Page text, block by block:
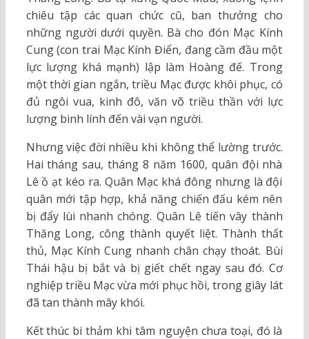
chiêu tập các quan chức cũ, ban thưởng cho
những người dưới quyền. Bà cho đón Mạc Kính
Cung (con trai Mạc Kính Điển, đang cầm đầu một
lực lượng khá mạnh) lập làm Hoàng đế. Trong
một thời gian ngắn, triều Mạc được khôi phục, có
đủ ngôi vua, kinh đô, văn võ triều thần với lực
lượng binh lính đến vài vạn người.
Nhưng việc đời nhiều khi không thể lường trước.
Hai tháng sau, tháng 8 năm 1600, quân đội nhà
Lê ồ ạt kéo ra. Quân Mạc khá đông nhưng là đội
quân mới tập hợp, khả năng chiến đấu kém nên
bị đẩy lùi nhanh chóng. Quân Lê tiến vây thành
Thăng Long, công thành quyết liệt. Thành thất
thủ, Mạc Kính Cung nhanh chân chạy thoát. Bùi
Thái hậu bị bắt và bị giết chết ngay sau đó. Cơ
nghiệp triều Mạc vừa mới phục hồi, trong giây lát
đã tan thành mây khói.
Kết thúc bi thảm khi tâm nguyện chưa toại, đó là